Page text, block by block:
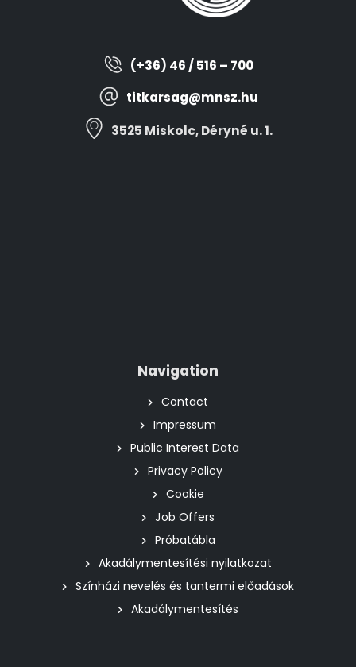
(+36) 46 / 516 – 700
titkarsag@mnsz.hu
3525 Miskolc, Déryné u. 1.
Navigation
Contact
Impressum
Public Interest Data
Privacy Policy
Cookie
Job Offers
Próbatábla
Akadálymentesítési nyilatkozat
Színházi nevelés és tantermi előadások
Akadálymentesítés